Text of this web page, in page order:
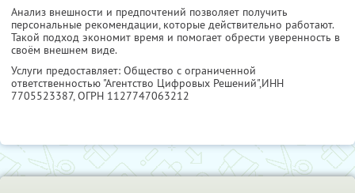
Анализ внешности и предпочтений позволяет получить
персональные рекомендации, которые действительно работают.
Такой подход экономит время и помогает обрести уверенность в
своём внешнем виде.
Услуги предоставляет: Общество с ограниченной
ответственностью "Агентство Цифровых Решений",ИНН
7705523387, ОГРН 1127747063212